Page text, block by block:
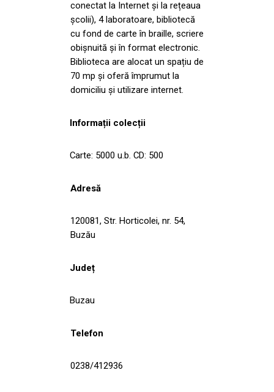
conectat la Internet și la rețeaua
școlii), 4 laboratoare, bibliotecă
cu fond de carte în braille, scriere
obișnuită și în format electronic.
Biblioteca are alocat un spațiu de
70 mp și oferă împrumut la
domiciliu și utilizare internet.
Informații colecții
Carte: 5000 u.b. CD: 500
Adresă
120081, Str. Horticolei, nr. 54,
Buzău
Județ
Buzau
Telefon
0238/412936